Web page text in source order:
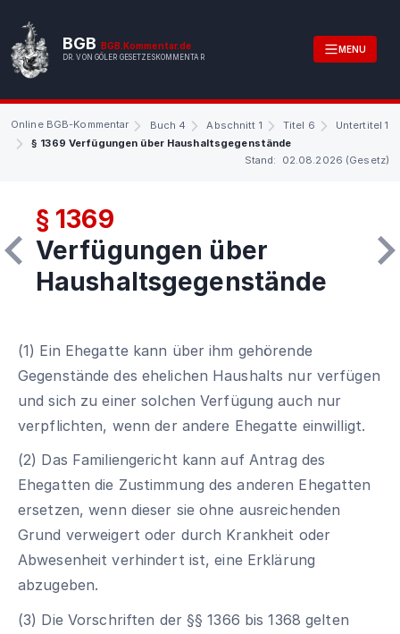
BGB BGB.Kommentar.de
DR. VON GÖLER GESETZESKOMMENTAR
MENU
Online BGB-Kommentar Buch 4 Abschnitt 1 Titel 6
Untertitel 1
§ 1369 Verfügungen über Haushaltsgegenstände
Stand: 02.08.2026 (Gesetz)
§ 1369
Verfügungen über
Haushaltsgegenstände
(1) Ein Ehegatte kann über ihm gehörende
Gegenstände des ehelichen Haushalts nur verfügen
und sich zu einer solchen Verfügung auch nur
verpflichten, wenn der andere Ehegatte einwilligt.
(2) Das Familiengericht kann auf Antrag des
Ehegatten die Zustimmung des anderen Ehegatten
ersetzen, wenn dieser sie ohne ausreichenden
Grund verweigert oder durch Krankheit oder
Abwesenheit verhindert ist, eine Erklärung
abzugeben.
(3) Die Vorschriften der §§ 1366 bis 1368 gelten